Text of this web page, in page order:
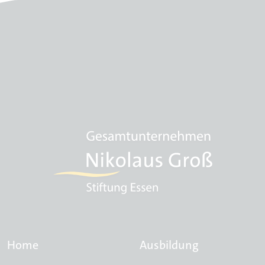
Home
Ausbildung